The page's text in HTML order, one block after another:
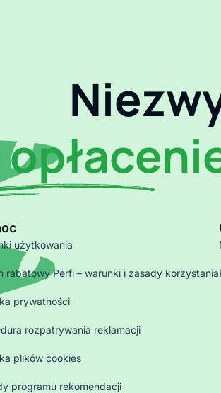
użytkowania
rabatowy Perfi – warunki i zasady korzystania
prywatności
rozpatrywania reklamacji
plików cookies
programu rekomendacji